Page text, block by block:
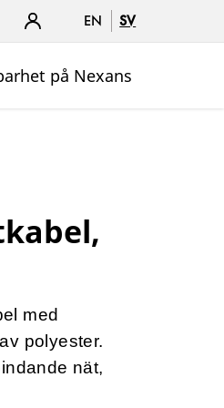
EN SV
på Nexans
med
polyester.
nät,